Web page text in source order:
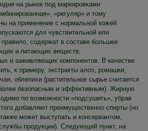
на рынок под маркировками
«регуляр» и тому
на применение с нормальной кожей.
для чувствительной или
содержат в составе большее
и питающих веществ,
и заживляющих компонентов. В качестве
к примеру, экстракты алоэ, ромашки,
облепихи (растительное сырье считается
безопасным и эффективным). Жирную
по возможности «подсушить», убрав
добавляют преимущественно спирты (но
может выступать и консервантом,
продукции). Следующий пункт, на